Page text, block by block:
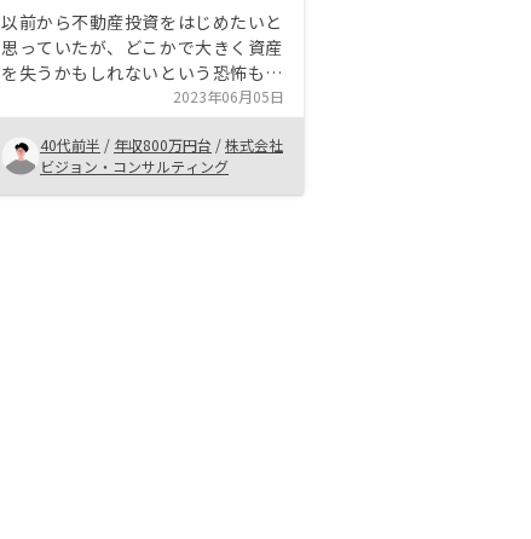
以前から不動産投資をはじめたいと
思っていたが、どこかで大きく資産
を失うかもしれないという恐怖も感
じていた。 しかし、本格的に調べ
たり、他社も含め営業の方から説明
を受けたことで、ハードルを超える
ことができ購入に至った次第です。
2023年06月05日
40代前半 / 年収800万円台 /株式会社
ビジョン・コンサルティング